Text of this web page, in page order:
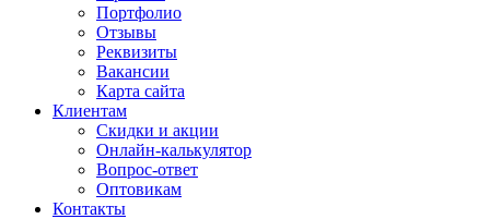
Портфолио
Отзывы
Реквизиты
Вакансии
Карта сайта
Клиентам
Скидки и акции
Онлайн-калькулятор
Вопрос-ответ
Оптовикам
Контакты